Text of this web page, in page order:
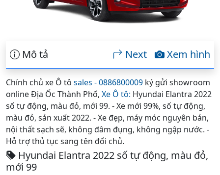
Mô tả Xem hình
Next
Chính chủ xe Ô tô sales - 0886800009 ký gửi showroom
online Địa Ốc Thành Phố, Xe Ô tô: Hyundai Elantra 2022
số tự động, màu đỏ, mới 99. - Xe mới 99%, số tự động,
màu đỏ, sản xuất 2022. - Xe đẹp, máy móc nguyên bản,
nội thất sạch sẽ, không đâm đụng, không ngập nước. -
Hỗ trợ thủ tục sang tên đổi chủ.
Hyundai Elantra 2022 số tự động, màu đỏ,
mới 99